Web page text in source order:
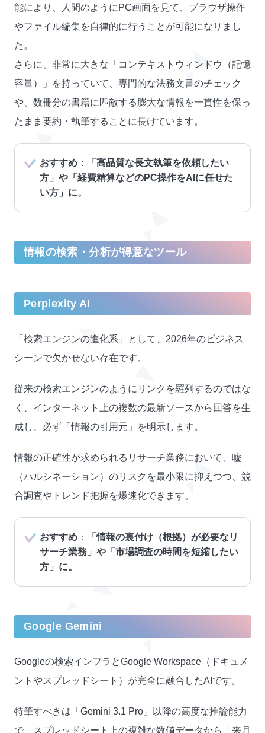
能により、人間のようにPC画面を見て、ブラウザ操作
やファイル編集を自律的に行うことが可能になりまし
た。
さらに、非常に大きな「コンテキストウィンドウ（記憶
容量）」を持っていて、専門的な法務文書のチェック
や、数冊分の書籍に匹敵する膨大な情報を一貫性を保っ
たまま要約・執筆することに長けています。
おすすめ ：
「高品質な長文執筆を依頼したい
方」や「経費精算などのPC操作をAIに任せた
い方」に。
情報の検索・分析が得意なツール
Perplexity AI
「検索エンジンの進化系」として、2026年のビジネス
シーンで欠かせない存在です。
従来の検索エンジンのようにリンクを羅列するのではな
く、インターネット上の複数の最新ソースから回答を生
成し、必ず「情報の引用元」を明示します。
情報の正確性が求められるリサーチ業務において、嘘
（ハルシネーション）のリスクを最小限に抑えつつ、競
合調査やトレンド把握を爆速化できます。
おすすめ ：
「情報の裏付け（根拠）が必要なリ
サーチ業務」や「市場調査の時間を短縮したい
方」に。
Google Gemini
Googleの検索インフラとGoogle Workspace（ドキュメ
ントやスプレッドシート）が完全に融合したAIです。
特筆すべきは「Gemini 3.1 Pro」以降の高度な推論能力
で、スプレッドシート上の複雑な数値データから「来月